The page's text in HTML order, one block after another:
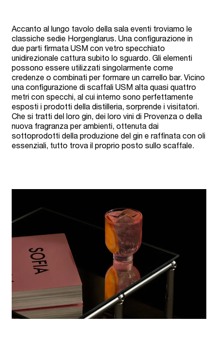
Accanto al lungo tavolo della sala eventi troviamo le
classiche sedie Horgenglarus. Una configurazione in
due parti firmata USM con vetro specchiato
unidirezionale cattura subito lo sguardo. Gli elementi
possono essere utilizzati singolarmente come
credenze o combinati per formare un carrello bar. Vicino
una configurazione di scaffali USM alta quasi quattro
metri con specchi, al cui interno sono perfettamente
esposti i prodotti della distilleria, sorprende i visitatori.
Che si tratti del loro gin, dei loro vini di Provenza o della
nuova fragranza per ambienti, ottenuta dai
sottoprodotti della produzione del gin e raffinata con oli
essenziali, tutto trova il proprio posto sullo scaffale.